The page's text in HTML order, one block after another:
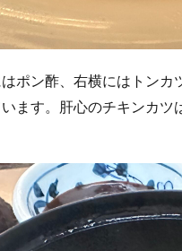
ポン酢、右横にはトン
ます。肝心のチキンカ